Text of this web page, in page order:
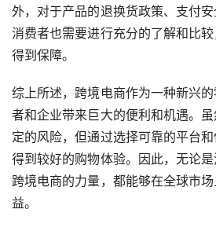
外，对于产品的退换货政策、支付安
消费者也需要进行充分的了解和比
得到保障。
综上所述，跨境电商作为一种新兴
者和企业带来巨大的便利和机遇。
定的风险，但通过选择可靠的平台
得到较好的购物体验。因此，无论
跨境电商的力量，都能够在全球市
益。